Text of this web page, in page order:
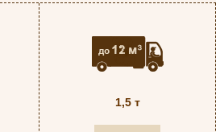
1,5 т